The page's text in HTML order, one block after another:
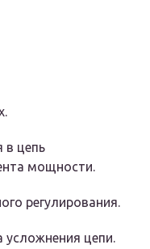
в цепь
мощности.
регулирования.
цепи.